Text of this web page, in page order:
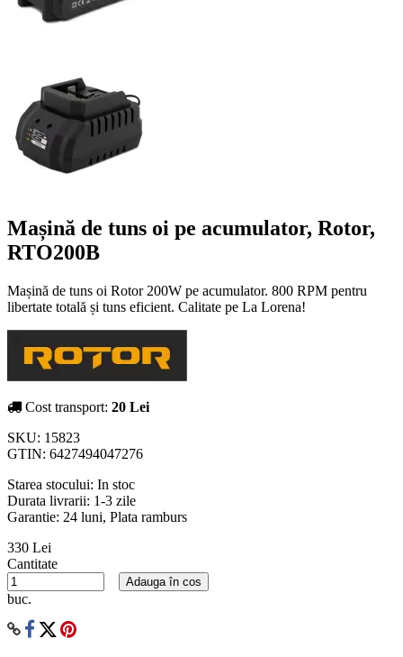
Mașină de tuns oi pe acumulator, Rotor,
RTO200B
Mașină de tuns oi Rotor 200W pe acumulator. 800 RPM pentru
libertate totală și tuns eficient. Calitate pe La Lorena!
Cost transport: 20 Lei
SKU: 15823
GTIN: 6427494047276
Starea stocului: In stoc
Durata livrarii: 1-3 zile
Garantie: 24 luni, Plata ramburs
330 Lei
Cantitate
buc.
Adauga în cos